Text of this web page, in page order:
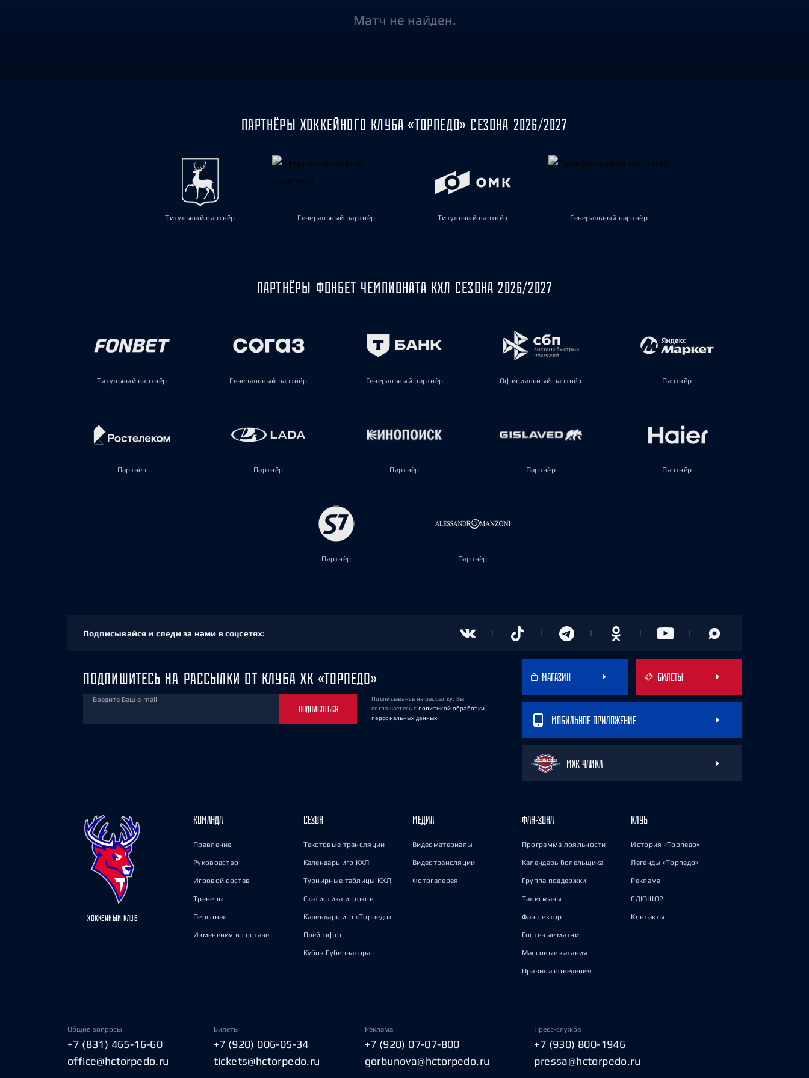
Матч не найден.
ПАРТНЁРЫ ХОККЕЙНОГО КЛУБА «ТОРПЕДО» СЕЗОНА 2026/2027
Титульный партнёр Генеральный партнёр Титульный партнёр Генеральный партнёр
ПАРТНЁРЫ ФОНБЕТ ЧЕМПИОНАТА КХЛ СЕЗОНА 2026/2027
Титульный партнёр Генеральный партнёр Генеральный партнёр Официальный партнёр Партнёр
Партнёр Партнёр Партнёр Партнёр Партнёр
Партнёр Партнёр
Подписывайся и следи за нами в соцсетях:
ПОДПИШИТЕСЬ НА РАССЫЛКИ ОТ КЛУБА ХК «ТОРПЕДО»
Введите Ваш e-mail
ПОДПИСАТЬСЯ
Подписываясь на рассылку, Вы
соглашаетесь с политикой обработки
персональных данных
МАГАЗИН БИЛЕТЫ
МОБИЛЬНОЕ ПРИЛОЖЕНИЕ
МХК ЧАЙКА
ХОККЕЙНЫЙ КЛУБ
КОМАНДА
Правление
Руководство
Игровой состав
Тренеры
Персонал
Изменения в составе
СЕЗОН
Текстовые трансляции
Календарь игр КХЛ
Турнирные таблицы КХЛ
Статистика игроков
Календарь игр «Торпедо»
Плей-офф
Кубок Губернатора
МЕДИА
Видеоматериалы
Видеотрансляции
Фотогалерея
ФАН-ЗОНА
Программа лояльности
Календарь болельщика
Группа поддержки
Талисманы
Фан-сектор
Гостевые матчи
Массовые катания
Правила поведения
КЛУБ
История «Торпедо»
Легенды «Торпедо»
Реклама
СДЮШОР
Контакты
Общие вопросы
+7 (831) 465-16-60
office@hctorpedo.ru
Билеты
+7 (920) 006-05-34
tickets@hctorpedo.ru
Реклама
+7 (920) 07-07-800
gorbunova@hctorpedo.ru
Пресс-служба
+7 (930) 800-1946
pressa@hctorpedo.ru